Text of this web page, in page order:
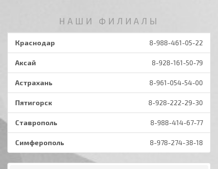
НАШИ ФИЛИАЛЫ
Краснодар 8-988-461-05-22
Аксай 8-928-161-50-79
Астрахань 8-961-054-54-00
Пятигорск 8-928-222-29-30
Ставрополь 8-988-414-67-77
Симферополь 8-978-274-38-18